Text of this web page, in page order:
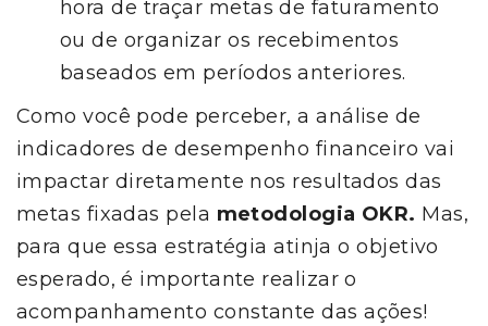
hora de traçar metas de faturamento
ou de organizar os recebimentos
baseados em períodos anteriores.
Como você pode perceber, a análise de
indicadores de desempenho financeiro vai
impactar diretamente nos resultados das
metas fixadas pela metodologia OKR. Mas,
para que essa estratégia atinja o objetivo
esperado, é importante realizar o
acompanhamento constante das ações!